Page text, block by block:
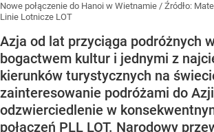
Nowe połączenie do Hanoi w Wietnamie / Źródło:
Linie Lotnicze LOT
Azja od lat przyciąga podróżnych
bogactwem kultur i jednymi z
kierunków turystycznych na
zainteresowanie podróżami do
odzwierciedlenie w
połączeń PLL LOT. Narodowy